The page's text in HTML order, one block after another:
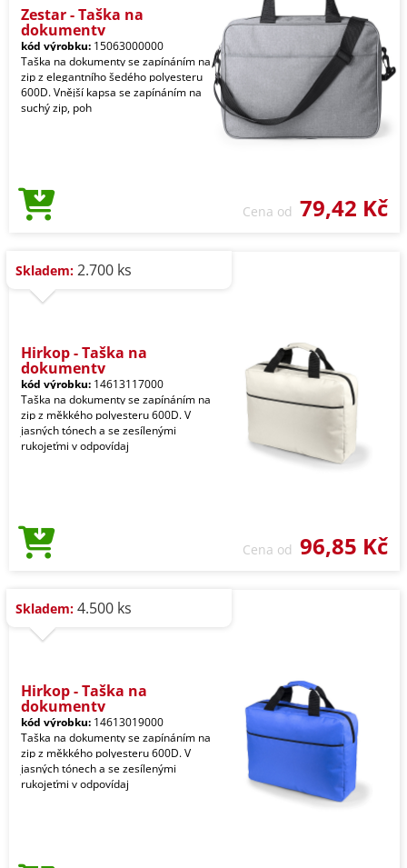
Zestar - Taška na
dokumenty
kód výrobku: 15063000000
Taška na dokumenty se zapínáním na
zip z elegantního šedého polyesteru
600D. Vnější kapsa se zapínáním na
suchý zip, poh
Cena od 79,42 Kč
Skladem: 2.700 ks
Hirkop - Taška na
dokumenty
kód výrobku: 14613117000
Taška na dokumenty se zapínáním na
zip z měkkého polyesteru 600D. V
jasných tónech a se zesílenými
rukojeťmi v odpovídaj
Cena od 96,85 Kč
Skladem: 4.500 ks
Hirkop - Taška na
dokumenty
kód výrobku: 14613019000
Taška na dokumenty se zapínáním na
zip z měkkého polyesteru 600D. V
jasných tónech a se zesílenými
rukojeťmi v odpovídaj